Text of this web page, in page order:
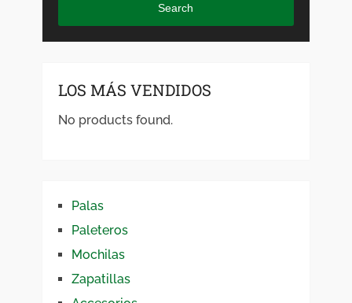
Search
LOS MÁS VENDIDOS
No products found.
Palas
Paleteros
Mochilas
Zapatillas